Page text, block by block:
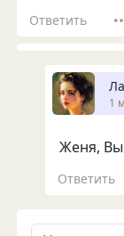
Ответить
1
Женя, Вы
Ответить